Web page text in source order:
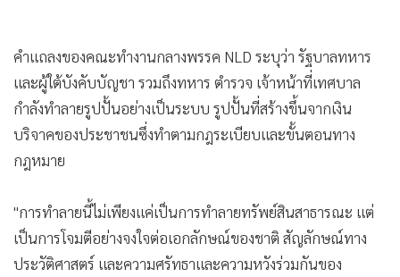
•
วิทยาศาสตร์
•
SMEs
• หุ้น
• อินโดจีน
• Celeb Online
• Factcheck
• ญี่ปุ่น
คำแถลงของคณะทำงานกลางพรรค NLD ระบุว่า รัฐบาลทหาร
และผู้ใต้บังคับบัญชา รวมถึงทหาร ตำรวจ เจ้าหน้าที่เทศบาล
กำลังทำลายรูปปั้นอย่างเป็นระบบ รูปปั้นที่สร้างขึ้นจากเงิน
บริจาคของประชาชนซึ่งทำตามกฎระเบียบและขั้นตอนทาง
กฎหมาย
"การทำลายนี้ไม่เพียงแค่เป็นการทำลายทรัพย์สินสาธารณะ แต่
เป็นการโจมตีอย่างจงใจต่อเอกลักษณ์ของชาติ สัญลักษณ์ทาง
ประวัติศาสตร์ และความศรัทธาและความหวังร่วมกันของ